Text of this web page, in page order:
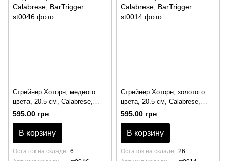
Стрейнер Хоторн, медного
цвета, 20.5 см, Calabrese,
BarTrigger
595.00 грн
В корзину
Остаток на складе
6
Стрейнер Хоторн, золотого
цвета, 20.5 см, Calabrese,
BarTrigger
595.00 грн
В корзину
Остаток на складе
26